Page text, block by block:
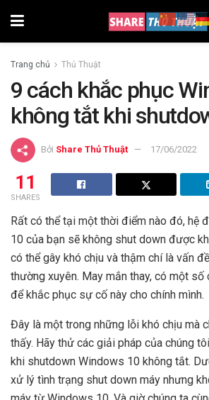
Trang chủ Thủ Thuật
9 cách khắc phục
không tắt khi
Bởi Share Thủ Thuật 17/06/2022
11
SHARES
Rất có thể tại một thời điểm nào đó, hệ
10 của bạn sẽ không shut down được
có thể gây khó chịu và thậm chí là vấn
thường xuyên. May mắn thay, có một số
để khắc phục sự cố này cho chính mình.
Đây là một trong những lỗi khó chịu mà
thấy. Hãy thử các giải pháp của chúng
khi shutdown Windows 10 không tắt.
xử lý tình trạng shut down máy nhưng